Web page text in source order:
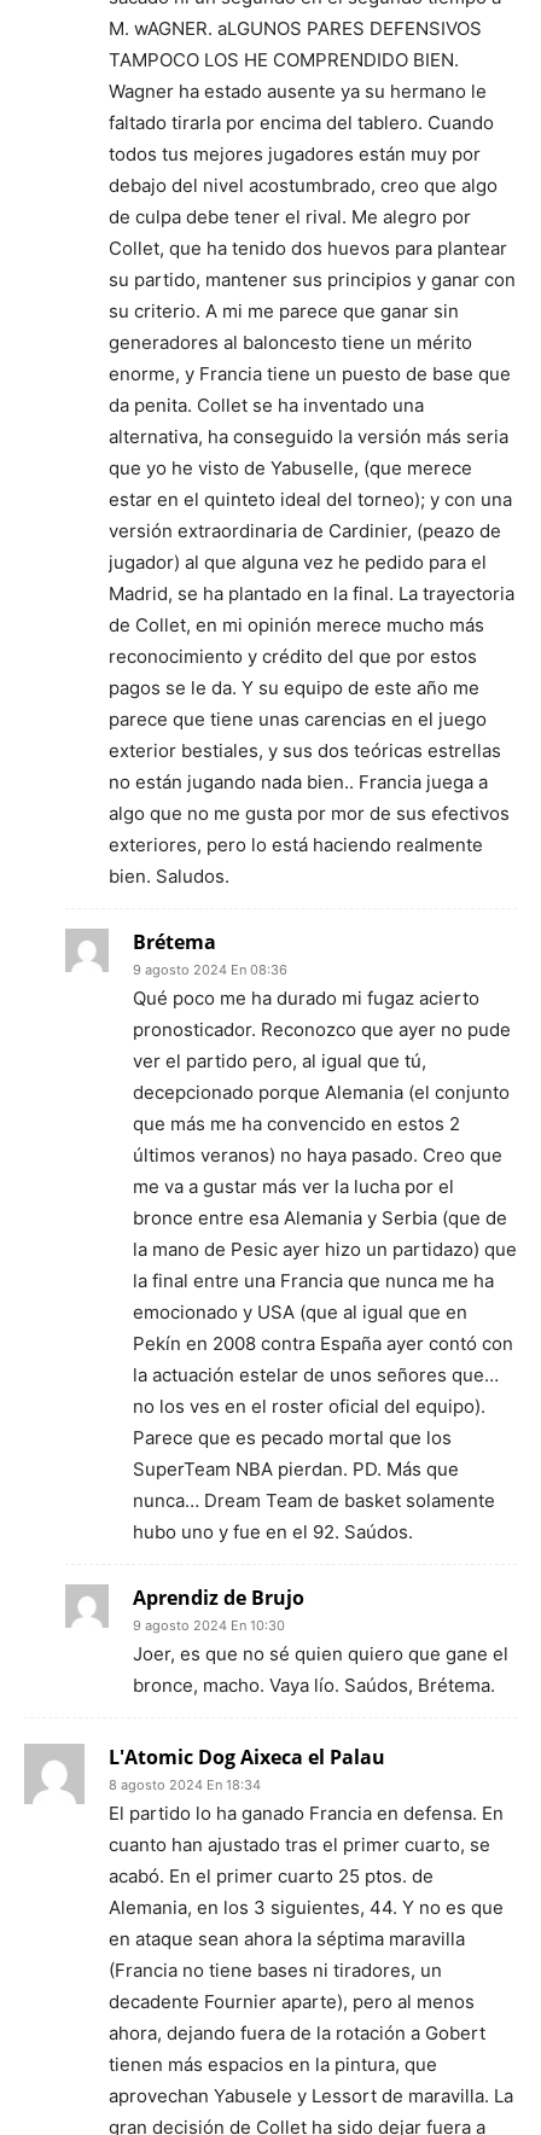
M. wAGNER. aLGUNOS PARES DEFENSIVOS
TAMPOCO LOS HE COMPRENDIDO BIEN.
Wagner ha estado ausente ya su hermano le
faltado tirarla por encima del tablero. Cuando
todos tus mejores jugadores están muy por
debajo del nivel acostumbrado, creo que algo
de culpa debe tener el rival. Me alegro por
Collet, que ha tenido dos huevos para plantear
su partido, mantener sus principios y ganar con
su criterio. A mi me parece que ganar sin
generadores al baloncesto tiene un mérito
enorme, y Francia tiene un puesto de base que
da penita. Collet se ha inventado una
alternativa, ha conseguido la versión más seria
que yo he visto de Yabuselle, (que merece
estar en el quinteto ideal del torneo); y con una
versión extraordinaria de Cardinier, (peazo de
jugador) al que alguna vez he pedido para el
Madrid, se ha plantado en la final. La trayectoria
de Collet, en mi opinión merece mucho más
reconocimiento y crédito del que por estos
pagos se le da. Y su equipo de este año me
parece que tiene unas carencias en el juego
exterior bestiales, y sus dos teóricas estrellas
no están jugando nada bien.. Francia juega a
algo que no me gusta por mor de sus efectivos
exteriores, pero lo está haciendo realmente
bien. Saludos.
Brétema
9 agosto 2024 En 08:36
Qué poco me ha durado mi fugaz acierto
pronosticador. Reconozco que ayer no pude
ver el partido pero, al igual que tú,
decepcionado porque Alemania (el conjunto
que más me ha convencido en estos 2
últimos veranos) no haya pasado. Creo que
me va a gustar más ver la lucha por el
bronce entre esa Alemania y Serbia (que de
la mano de Pesic ayer hizo un partidazo) que
la final entre una Francia que nunca me ha
emocionado y USA (que al igual que en
Pekín en 2008 contra España ayer contó con
la actuación estelar de unos señores que…
no los ves en el roster oficial del equipo).
Parece que es pecado mortal que los
SuperTeam NBA pierdan. PD. Más que
nunca… Dream Team de basket solamente
hubo uno y fue en el 92. Saúdos.
Aprendiz de Brujo
9 agosto 2024 En 10:30
Joer, es que no sé quien quiero que gane el
bronce, macho. Vaya lío. Saúdos, Brétema.
L'Atomic Dog Aixeca el Palau
8 agosto 2024 En 18:34
El partido lo ha ganado Francia en defensa. En
cuanto han ajustado tras el primer cuarto, se
acabó. En el primer cuarto 25 ptos. de
Alemania, en los 3 siguientes, 44. Y no es que
en ataque sean ahora la séptima maravilla
(Francia no tiene bases ni tiradores, un
decadente Fournier aparte), pero al menos
ahora, dejando fuera de la rotación a Gobert
tienen más espacios en la pintura, que
aprovechan Yabusele y Lessort de maravilla. La
gran decisión de Collet ha sido dejar fuera a